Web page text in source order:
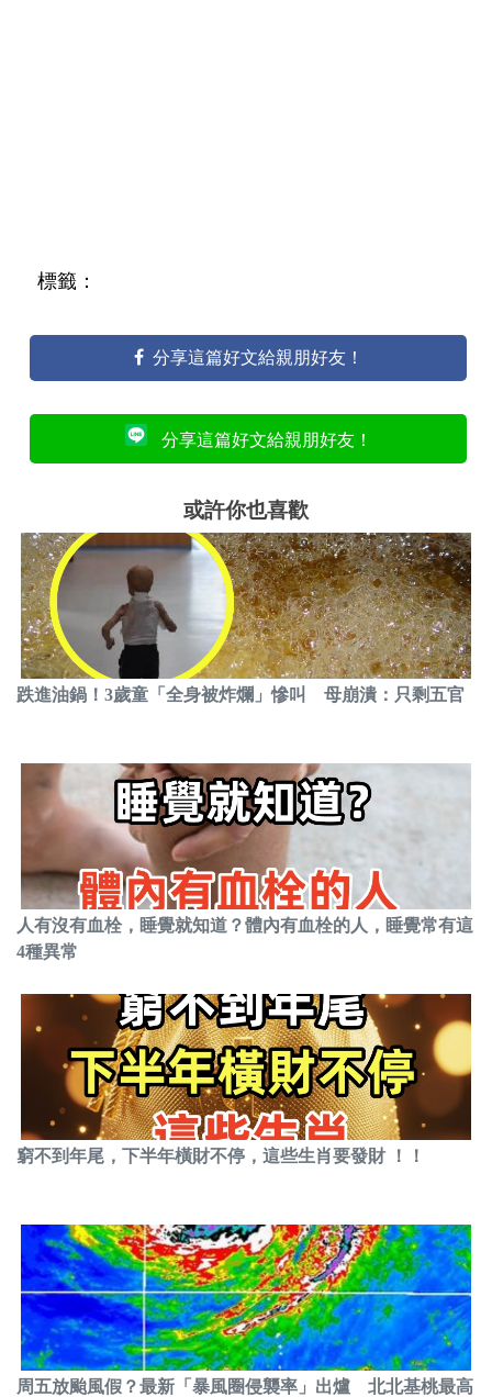
標籤：
分享這篇好文給親朋好友！
分享這篇好文給親朋好友！
或許你也喜歡
跌進油鍋！3歲童「全身被炸爛」慘叫 母崩潰：只剩五官
人有沒有血栓，睡覺就知道？體內有血栓的人，睡覺常有這
4種異常
窮不到年尾，下半年橫財不停，這些生肖要發財 ！！
周五放颱風假？最新「暴風圈侵襲率」出爐 北北基桃最高